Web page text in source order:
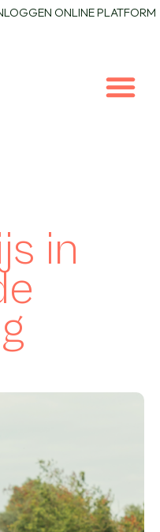
ONLINE PLATFORM
in